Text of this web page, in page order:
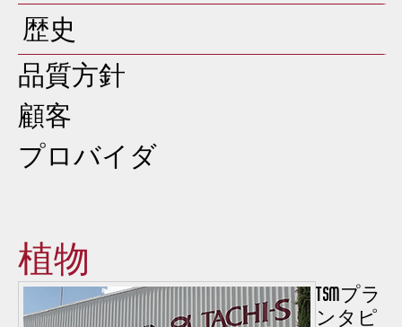
歴史
品質方針
顧客
プロバイダ
植物
TSMプラ
ンタピ